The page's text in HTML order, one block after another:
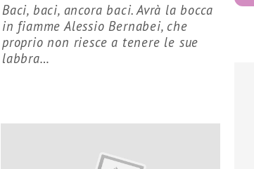
Baci, baci, ancora baci. Avrà la bocca
in fiamme Alessio Bernabei, che
proprio non riesce a tenere le sue
labbra…